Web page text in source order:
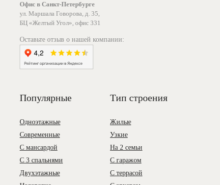
Офис в Санкт-Петербурге
ул. Маршала Говорова, д. 35,
БЦ «Желтый Угол», офис 331
Оставьте отзыв о нашей компании:
Популярные Тип строения
Одноэтажные
Современные
С мансардой
С 3 спальнями
Двухэтажные
Жилые
Узкие
На 2 семьи
С гаражом
С террасой